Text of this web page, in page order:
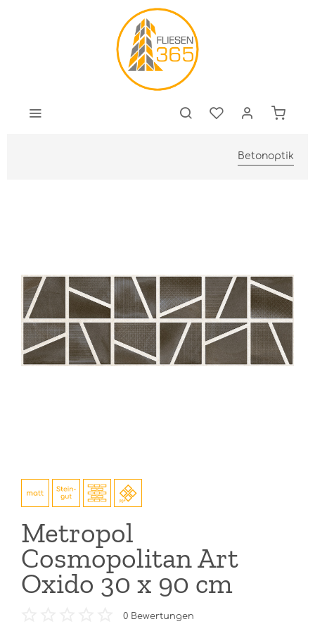
Betonoptik
Metropol
Cosmopolitan Art
Oxido 30 x 90 cm
0 Bewertungen